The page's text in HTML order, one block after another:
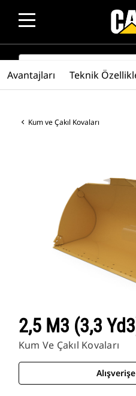
SEARCH
Kum ve Çakıl Kovaları
2,5 M3 (3,3
Kum Ve Çakıl Kovaları
Avantajları Teknik